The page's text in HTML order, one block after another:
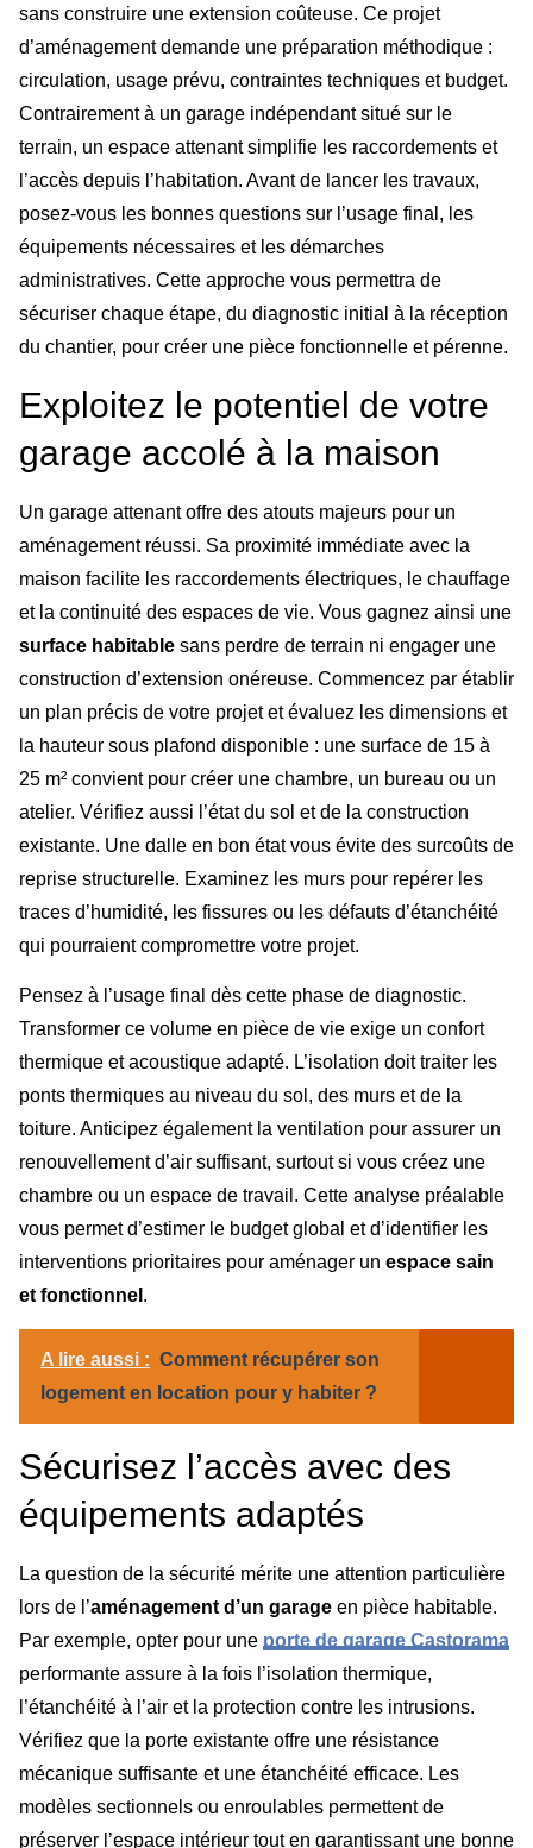
sans construire une extension coûteuse. Ce projet
d’aménagement demande une préparation méthodique :
circulation, usage prévu, contraintes techniques et budget.
Contrairement à un garage indépendant situé sur le
terrain, un espace attenant simplifie les raccordements et
l’accès depuis l’habitation. Avant de lancer les travaux,
posez-vous les bonnes questions sur l’usage final, les
équipements nécessaires et les démarches
administratives. Cette approche vous permettra de
sécuriser chaque étape, du diagnostic initial à la réception
du chantier, pour créer une pièce fonctionnelle et pérenne.
Exploitez le potentiel de votre
garage accolé à la maison
Un garage attenant offre des atouts majeurs pour un
aménagement réussi. Sa proximité immédiate avec la
maison facilite les raccordements électriques, le chauffage
et la continuité des espaces de vie. Vous gagnez ainsi une
surface habitable sans perdre de terrain ni engager une
construction d’extension onéreuse. Commencez par établir
un plan précis de votre projet et évaluez les dimensions et
la hauteur sous plafond disponible : une surface de 15 à
25 m² convient pour créer une chambre, un bureau ou un
atelier. Vérifiez aussi l’état du sol et de la construction
existante. Une dalle en bon état vous évite des surcoûts de
reprise structurelle. Examinez les murs pour repérer les
traces d’humidité, les fissures ou les défauts d’étanchéité
qui pourraient compromettre votre projet.
Pensez à l’usage final dès cette phase de diagnostic.
Transformer ce volume en pièce de vie exige un confort
thermique et acoustique adapté. L’isolation doit traiter les
ponts thermiques au niveau du sol, des murs et de la
toiture. Anticipez également la ventilation pour assurer un
renouvellement d’air suffisant, surtout si vous créez une
chambre ou un espace de travail. Cette analyse préalable
vous permet d’estimer le budget global et d’identifier les
interventions prioritaires pour aménager un espace sain
et fonctionnel .
A lire aussi : Comment récupérer son
logement en location pour y habiter ?
Sécurisez l’accès avec des
équipements adaptés
La question de la sécurité mérite une attention particulière
lors de l’aménagement d’un garage en pièce habitable.
Par exemple, opter pour une porte de garage Castorama
performante assure à la fois l’isolation thermique,
l’étanchéité à l’air et la protection contre les intrusions.
Vérifiez que la porte existante offre une résistance
mécanique suffisante et une étanchéité efficace. Les
modèles sectionnels ou enroulables permettent de
préserver l’espace intérieur tout en garantissant une bonne